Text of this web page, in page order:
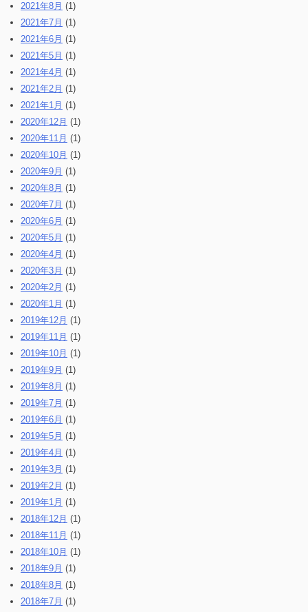
2021年8月 (1)
2021年7月 (1)
2021年6月 (1)
2021年5月 (1)
2021年4月 (1)
2021年2月 (1)
2021年1月 (1)
2020年12月 (1)
2020年11月 (1)
2020年10月 (1)
2020年9月 (1)
2020年8月 (1)
2020年7月 (1)
2020年6月 (1)
2020年5月 (1)
2020年4月 (1)
2020年3月 (1)
2020年2月 (1)
2020年1月 (1)
2019年12月 (1)
2019年11月 (1)
2019年10月 (1)
2019年9月 (1)
2019年8月 (1)
2019年7月 (1)
2019年6月 (1)
2019年5月 (1)
2019年4月 (1)
2019年3月 (1)
2019年2月 (1)
2019年1月 (1)
2018年12月 (1)
2018年11月 (1)
2018年10月 (1)
2018年9月 (1)
2018年8月 (1)
2018年7月 (1)